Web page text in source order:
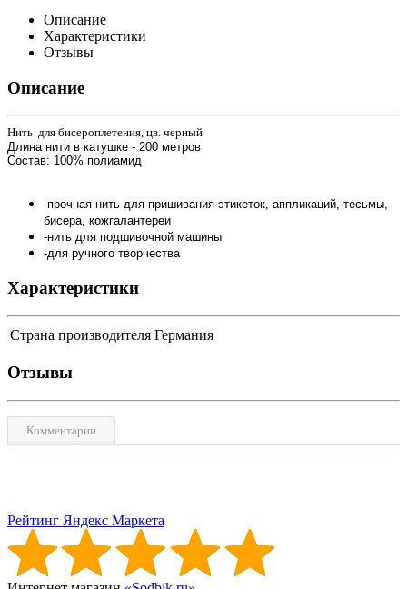
Описание
Характеристики
Отзывы
Описание
Нить для бисероплетения, цв. черный
Длина нити в катушке - 200 метров
Состав: 100% полиамид
-прочная нить для пришивания этикеток, аппликаций, тесьмы,
бисера, кожгалантереи
-нить для подшивочной машины
-для ручного творчества
Характеристики
Страна производителя Германия
Отзывы
Комментарии
Рейтинг Яндекс Маркета